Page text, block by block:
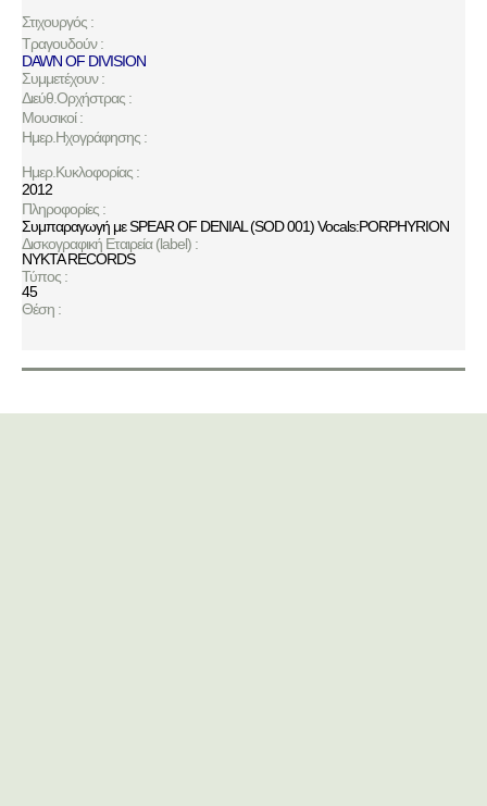
Στιχουργός :
Τραγουδούν :
DAWN OF DIVISION
Συμμετέχουν :
Διεύθ.Ορχήστρας :
Μουσικοί :
Ημερ.Ηχογράφησης :
Ημερ.Κυκλοφορίας :
2012
Πληροφορίες :
Συμπαραγωγή με SPEAR OF DENIAL (SOD 001) Vocals:PORPHYRION
Δισκογραφική Εταιρεία (label) :
NYKTA RECORDS
Τύπος :
45
Θέση :